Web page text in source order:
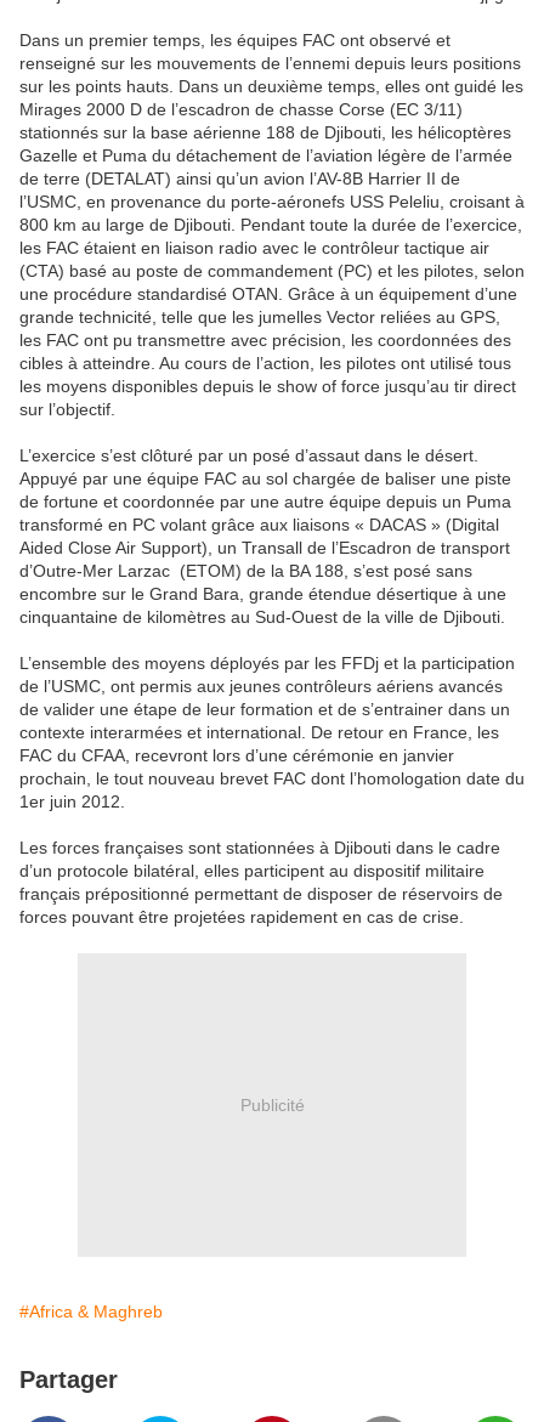
Dans un premier temps, les équipes FAC ont observé et
renseigné sur les mouvements de l’ennemi depuis leurs positions
sur les points hauts. Dans un deuxième temps, elles ont guidé les
Mirages 2000 D de l’escadron de chasse Corse (EC 3/11)
stationnés sur la base aérienne 188 de Djibouti, les hélicoptères
Gazelle et Puma du détachement de l’aviation légère de l’armée
de terre (DETALAT) ainsi qu’un avion l’AV-8B Harrier II de
l’USMC, en provenance du porte-aéronefs USS Peleliu, croisant à
800 km au large de Djibouti. Pendant toute la durée de l’exercice,
les FAC étaient en liaison radio avec le contrôleur tactique air
(CTA) basé au poste de commandement (PC) et les pilotes, selon
une procédure standardisé OTAN. Grâce à un équipement d’une
grande technicité, telle que les jumelles Vector reliées au GPS,
les FAC ont pu transmettre avec précision, les coordonnées des
cibles à atteindre. Au cours de l’action, les pilotes ont utilisé tous
les moyens disponibles depuis le show of force jusqu’au tir direct
sur l’objectif.
L’exercice s’est clôturé par un posé d’assaut dans le désert.
Appuyé par une équipe FAC au sol chargée de baliser une piste
de fortune et coordonnée par une autre équipe depuis un Puma
transformé en PC volant grâce aux liaisons « DACAS » (Digital
Aided Close Air Support), un Transall de l’Escadron de transport
d’Outre-Mer Larzac (ETOM) de la BA 188, s’est posé sans
encombre sur le Grand Bara, grande étendue désertique à une
cinquantaine de kilomètres au Sud-Ouest de la ville de Djibouti.
L’ensemble des moyens déployés par les FFDj et la participation
de l’USMC, ont permis aux jeunes contrôleurs aériens avancés
de valider une étape de leur formation et de s’entrainer dans un
contexte interarmées et international. De retour en France, les
FAC du CFAA, recevront lors d’une cérémonie en janvier
prochain, le tout nouveau brevet FAC dont l’homologation date du
1er juin 2012.
Les forces françaises sont stationnées à Djibouti dans le cadre
d’un protocole bilatéral, elles participent au dispositif militaire
français prépositionné permettant de disposer de réservoirs de
forces pouvant être projetées rapidement en cas de crise.
Publicité
#Africa & Maghreb
Partager